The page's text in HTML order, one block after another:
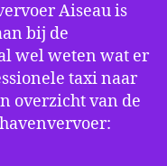
Aiseau is
bij de
wel weten wat er
taxi naar
overzicht van de